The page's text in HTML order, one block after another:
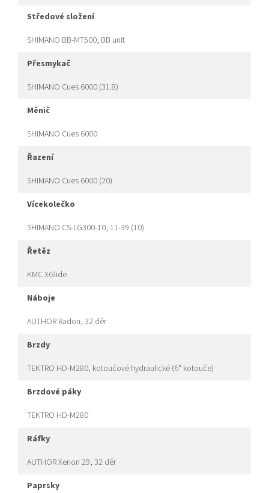
středové složení
SHIMANO BB-MT500, BB unit
přesmykač
SHIMANO Cues 6000 (31.8)
měnič
SHIMANO Cues 6000
řazení
SHIMANO Cues 6000 (20)
vícekolečko
SHIMANO CS-LG300-10, 11-39 (10)
řetěz
KMC XGlide
náboje
AUTHOR Radon, 32 děr
brzdy
TEKTRO HD-M280, kotoučové hydraulické (6" kotouče)
brzdové páky
TEKTRO HD-M280
ráfky
AUTHOR Xenon 29, 32 děr
paprsky